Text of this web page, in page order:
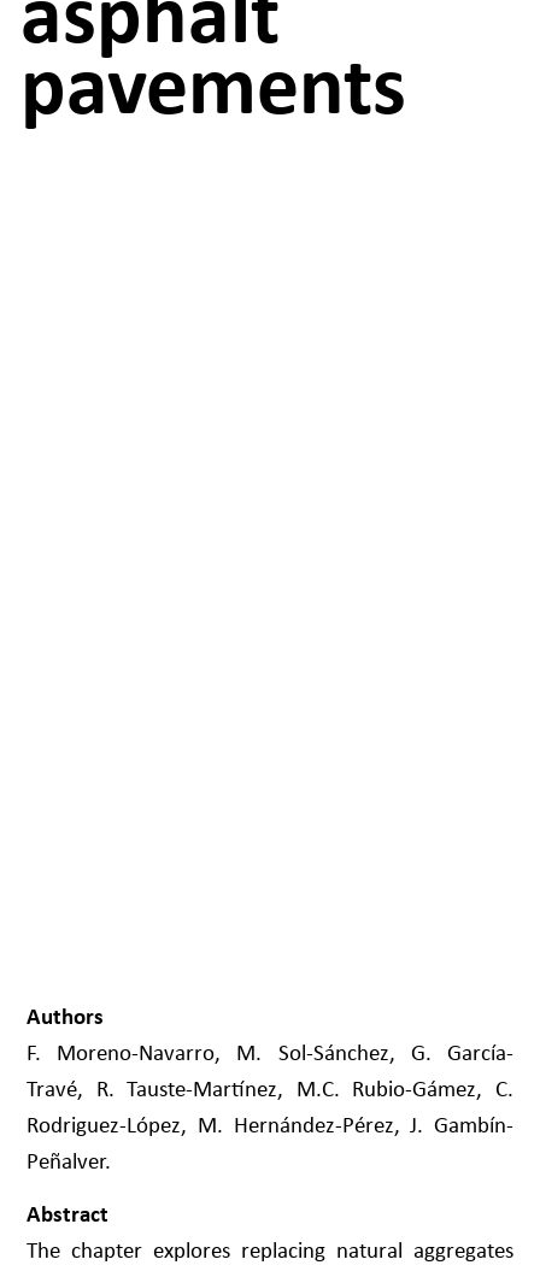
pavements
Authors
F. Moreno-Navarro, M. Sol-Sánchez, G. García-
Travé, R. Tauste-Martínez, M.C. Rubio-Gámez, C.
Rodriguez-López, M. Hernández-Pérez, J. Gambín-
Peñalver.
Abstract
The chapter explores replacing natural aggregates